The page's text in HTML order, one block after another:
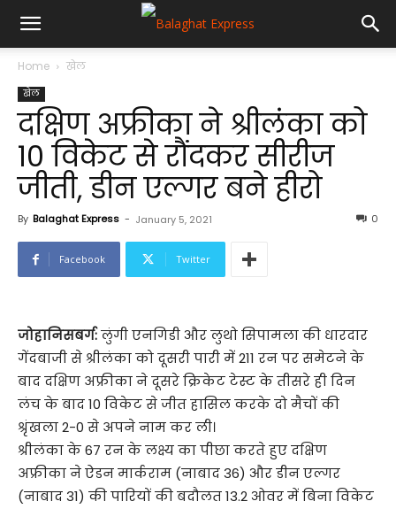
Home खेल
खेल
दक्षिण अफ्रीका ने श्रीलंका को
10 विकेट से रौंदकर सीरीज
जीती, डीन एल्गर बने हीरो
By Balaghat Express - January 5, 2021 0
Facebook Twitter
जोहानिसबर्ग:लुंगी एनगिडी और लुथो सिपामला की धारदार
गेंदबाजी से श्रीलंका को दूसरी पारी में 211 रन पर समेटने के
बाद दक्षिण अफ्रीका ने दूसरे क्रिकेट टेस्ट के तीसरे ही दिन
लंच के बाद 10 विकेट से जीत हासिल करके दो मैचों की
श्रृंखला 2-0 से अपने नाम कर ली।
श्रीलंका के 67 रन के लक्ष्य का पीछा करते हुए दक्षिण
अफ्रीका ने ऐडन मार्कराम (नाबाद 36) और डीन एल्गर
(नाबाद 31) की पारियों की बदौलत 13.2 ओवर में बिना विकेट